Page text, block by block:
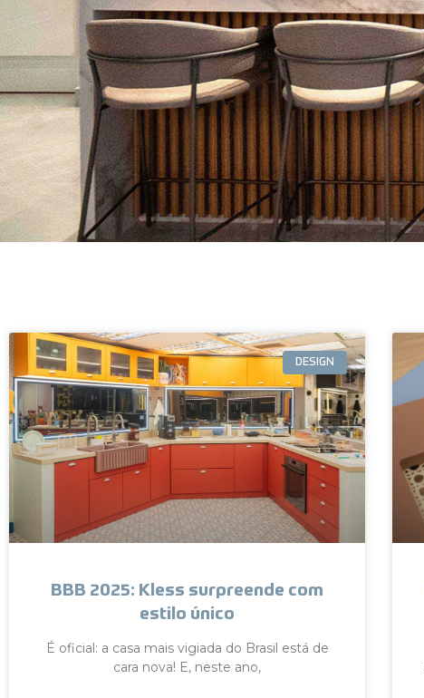
DESIGN
BBB 2025: Kless surpreende com
estilo único
É oficial: a casa mais vigiada do Brasil está de
cara nova! E, neste ano,